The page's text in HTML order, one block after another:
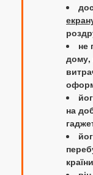
не
дому,
на